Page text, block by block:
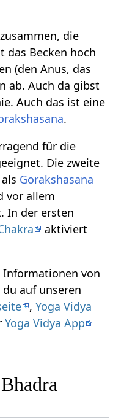
die
das Becken hoch
(den Anus, das
ab. Auch da gibst
Auch das ist eine
.
für die
Die zweite
Gorakshasana
vor allem
In der ersten
aktiviert
von
auf unseren
,Yoga Vidya
Yoga Vidya App